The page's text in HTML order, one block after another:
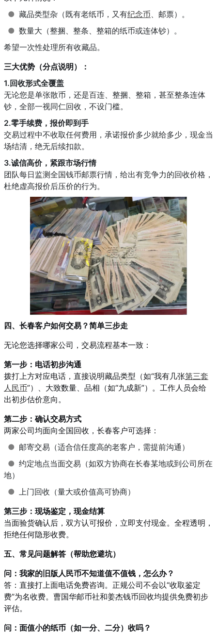
● 藏品类型杂（既有老纸币，又有纪念币 、邮票）。
● 数量大（整捆、整条、整箱的纸币或连体钞）。
希望一次性处理所有收藏品。
三大优势（分点说明）：
1.回收形式全覆盖
无论您是单张散币，还是百连、整捆、整箱，甚至整条连体
钞，全部一视同仁回收，不设门槛。
2.零手续费，报价即到手
交易过程中不收取任何费用，承诺报价多少就给多少，现金当
场结清，绝无后续扣款。
3.诚信高价，紧跟市场行情
团队每日监测全国钱币邮票行情，给出有竞争力的回收价格，
杜绝虚高报价后压价的行为。
四、长春客户如何交易？简单三步走
无论您选择哪家公司，交易流程基本一致：
第一步：电话初步沟通
拨打上方对应电话，直接说明藏品类型（如“我有几张第三套
人民币”）、大致数量、品相（如“九成新”）。工作人员会给
出初步估价意向。
第二步：确认交易方式
两家公司均面向全国回收，长春客户可选择：
● 邮寄交易（适合信任度高的老客户，需提前沟通）
● 约定地点当面交易（如双方协商在长春某地或到公司所在
地）
●
上门回收（量大或价值高可协商）
第三步：现场鉴定，现金结算
当面验货确认后，双方认可报价，立即支付现金。全程透明，
拒绝任何隐形收费。
五、常见问题解答（帮助您避坑）
问：我家的旧版人民币不知道值不值钱，怎么办？
答：直接打上面电话免费咨询。正规公司不会以“收取鉴定
费”为名收费。曹国华邮币社和姜杰钱币回收均提供免费初步
评估。
问：面值小的纸币（如一分、二分）收吗？